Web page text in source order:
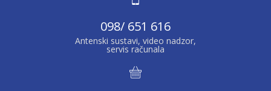
098/ 651 616
Antenski sustavi, video nadzor,
servis računala